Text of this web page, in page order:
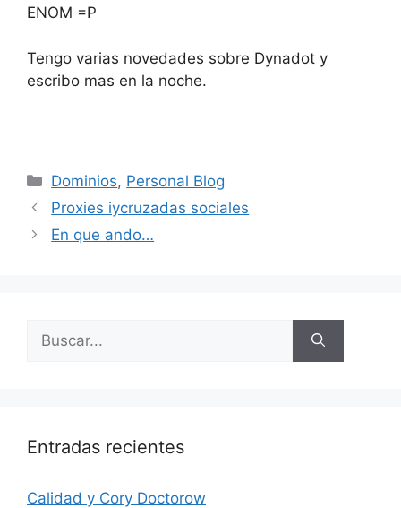
ENOM =P
Tengo varias novedades sobre Dynadot y
escribo mas en la noche.
Categorías
Dominios, Personal Blog
Proxies iycruzadas sociales
En que ando…
Buscar:
Entradas recientes
Calidad y Cory Doctorow